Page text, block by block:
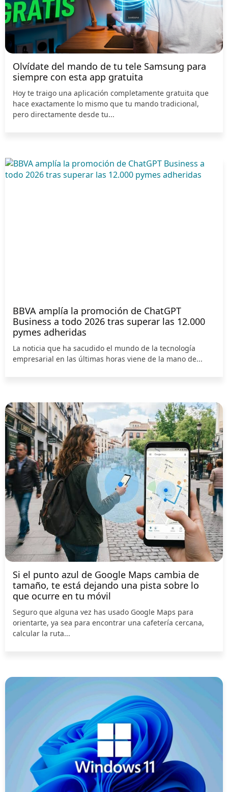
Olvídate del mando de tu tele Samsung para
siempre con esta app gratuita
Hoy te traigo una aplicación completamente gratuita que
hace exactamente lo mismo que tu mando tradicional,
pero directamente desde tu...
BBVA amplía la promoción de ChatGPT
Business a todo 2026 tras superar las 12.000
pymes adheridas
La noticia que ha sacudido el mundo de la tecnología
empresarial en las últimas horas viene de la mano de...
Si el punto azul de Google Maps cambia de
tamaño, te está dejando una pista sobre lo
que ocurre en tu móvil
Seguro que alguna vez has usado Google Maps para
orientarte, ya sea para encontrar una cafetería cercana,
calcular la ruta...